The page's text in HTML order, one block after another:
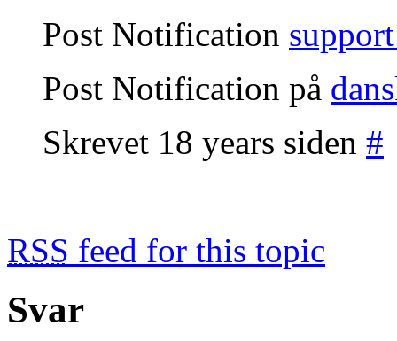
Post Notification
Post Notification på
Skrevet 18 years siden #
RSS feed for this topic
Svar